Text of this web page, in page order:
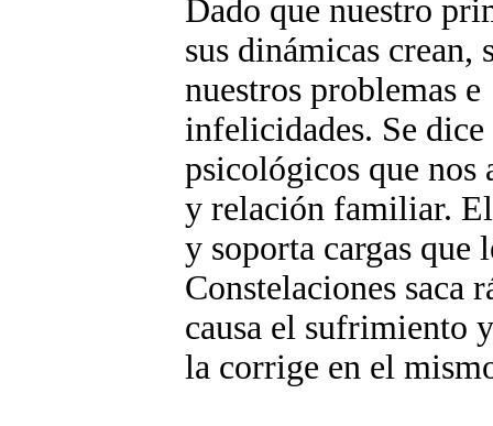
Dado que nuestro
sus dinámicas crean,
nuestros problemas e
infelicidades. Se
psicológicos que nos
y relación familiar.
y soporta cargas
Constelaciones saca
causa el sufrimiento
la corrige en el